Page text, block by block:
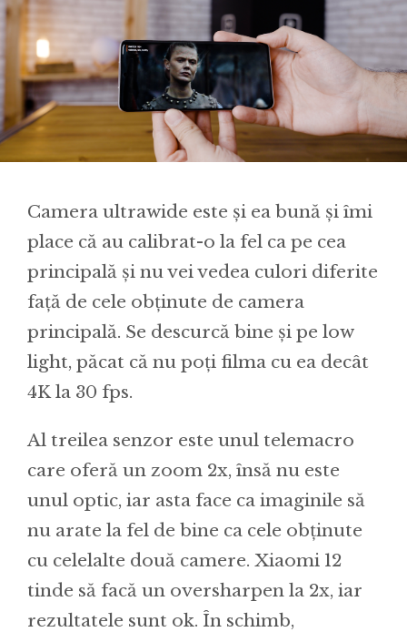
Camera ultrawide este și ea bună și îmi
place că au calibrat-o la fel ca pe cea
principală și nu vei vedea culori diferite
față de cele obținute de camera
principală. Se descurcă bine și pe low
light, păcat că nu poți filma cu ea decât
4K la 30 fps.
Al treilea senzor este unul telemacro
care oferă un zoom 2x, însă nu este
unul optic, iar asta face ca imaginile să
nu arate la fel de bine ca cele obținute
cu celelalte două camere. Xiaomi 12
tinde să facă un oversharpen la 2x, iar
rezultatele sunt ok. În schimb,